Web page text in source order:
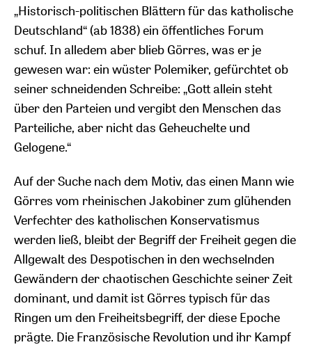
„Historisch-politischen Blättern für das katholische
Deutschland“ (ab 1838) ein öffentliches Forum
schuf. In alledem aber blieb Görres, was er je
gewesen war: ein wüster Polemiker, gefürchtet ob
seiner schneidenden Schreibe: „Gott allein steht
über den Parteien und vergibt den Menschen das
Parteiliche, aber nicht das Geheuchelte und
Gelogene.“
Auf der Suche nach dem Motiv, das einen Mann wie
Görres vom rheinischen Jakobiner zum glühenden
Verfechter des katholischen Konservatismus
werden ließ, bleibt der Begriff der Freiheit gegen die
Allgewalt des Despotischen in den wechselnden
Gewändern der chaotischen Geschichte seiner Zeit
dominant, und damit ist Görres typisch für das
Ringen um den Freiheitsbegriff, der diese Epoche
prägte. Die Französische Revolution und ihr Kampf